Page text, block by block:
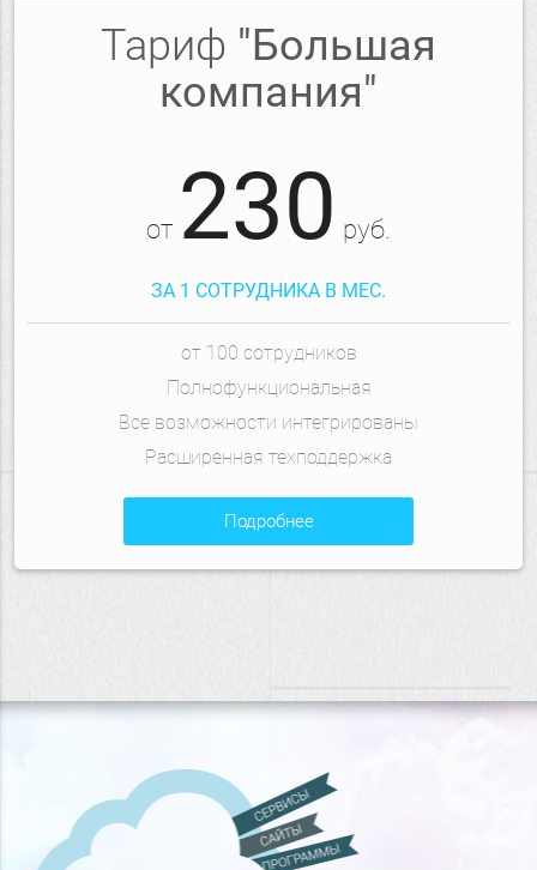
Тариф "Большая
компания"
от 230 руб.
ЗА 1 СОТРУДНИКА В МЕС.
от 100 сотрудников
Полнофункциональная
Все возможности интегрированы
Расширенная техподдержка
подробнее